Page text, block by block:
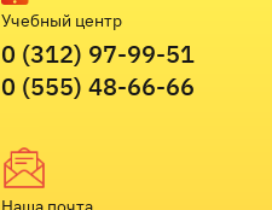
Учебный центр
0 (312) 97-99-51
0 (555) 48-66-66